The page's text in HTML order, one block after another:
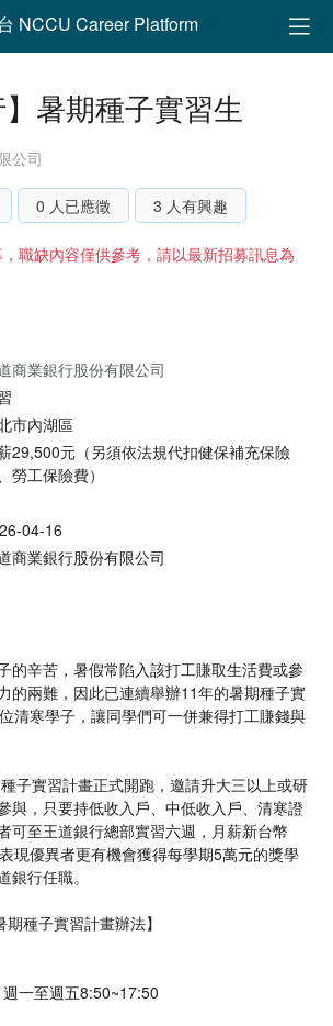
NCCU Career Platform
】暑期種子實習生
公司
0 人已應徵 3 人有興趣
職缺內容僅供參考，請以最新招募訊息為
商業銀行股份有限公司
市內湖區
29,500元（另須依法規代扣健保補充保險
勞工保險費）
04-16
商業銀行股份有限公司
的辛苦，暑假常陷入該打工賺取生活費或參
的兩難，因此已連續舉辦11年的暑期種子實
清寒學子，讓同學們可一併兼得打工賺錢與
子實習計畫正式開跑，邀請升大三以上或研
與，只要持低收入戶、中低收入戶、清寒證
可至王道銀行總部實習六週，月薪新台幣
現優異者更有機會獲得每學期5萬元的獎學
銀行任職。
期種子實習計畫辦法】
一至週五8:50~17:50